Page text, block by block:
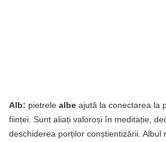
Alb: pietrele albe ajută la conectarea la
ființei. Sunt aliați valoroși în meditație,
deschiderea porților conștientizării. Albul